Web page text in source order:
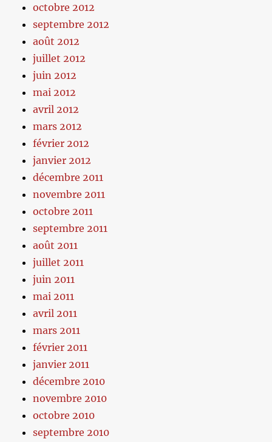
octobre 2012
septembre 2012
août 2012
juillet 2012
juin 2012
mai 2012
avril 2012
mars 2012
février 2012
janvier 2012
décembre 2011
novembre 2011
octobre 2011
septembre 2011
août 2011
juillet 2011
juin 2011
mai 2011
avril 2011
mars 2011
février 2011
janvier 2011
décembre 2010
novembre 2010
octobre 2010
septembre 2010